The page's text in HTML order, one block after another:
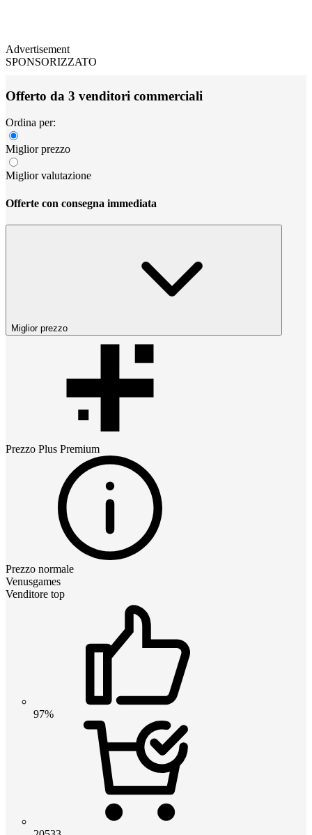
Advertisement
SPONSORIZZATO
Offerto da 3 venditori commerciali
Ordina per:
Miglior prezzo
Miglior valutazione
Offerte con consegna immediata
Miglior prezzo
Prezzo Plus Premium
Prezzo normale
Venusgames
Venditore top
97%